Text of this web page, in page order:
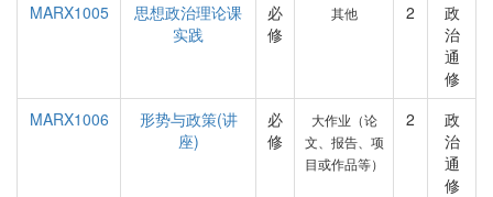
MARX1005
思想政治理论课
实践
必
修
其他 2
政
治
通
修
MARX1006
形势与政策(讲
座)
必
修
大作业（论
文、报告、项
目或作品等）
2
政
治
通
修